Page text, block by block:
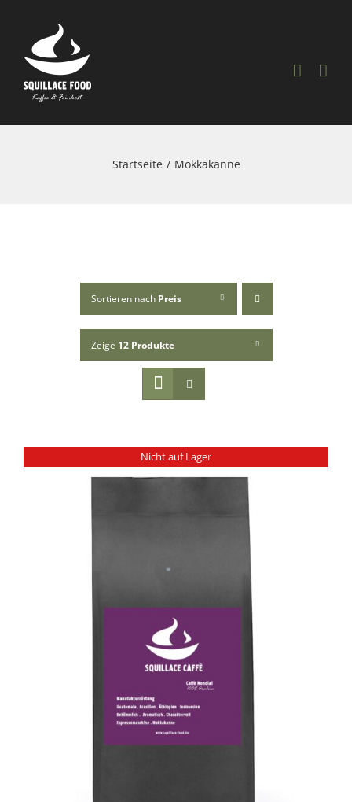
content
Startseite Mokkakanne
Sortieren nach Preis
Zeige 12 Produkte
Nicht auf Lager